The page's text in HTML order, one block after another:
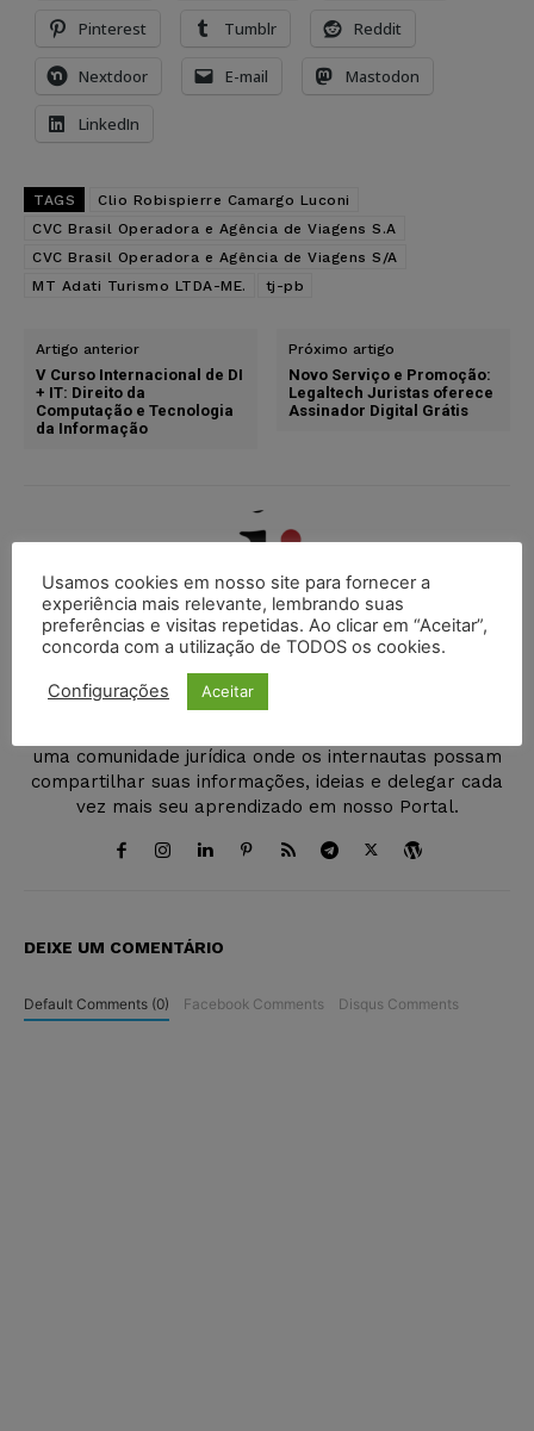
Pinterest Tumblr Reddit
Nextdoor E-mail Mastodon
LinkedIn
TAGS
Clio Robispierre Camargo Luconi
CVC Brasil Operadora e Agência de Viagens S.A
CVC Brasil Operadora e Agência de Viagens S/A
MT Adati Turismo LTDA-ME.
tj-pb
Artigo anterior
V Curso Internacional de DI
+ IT: Direito da
Computação e Tecnologia
da Informação
Próximo artigo
Novo Serviço e Promoção:
Legaltech Juristas oferece
Assinador Digital Grátis
Juristas
http://juristas.com.br
uma comunidade jurídica onde os internautas possam
compartilhar suas informações, ideias e delegar cada
vez mais seu aprendizado em nosso Portal.
DEIXE UM COMENTÁRIO
Default Comments (0) Facebook Comments Disqus Comments
Usamos cookies em nosso site para fornecer a
experiência mais relevante, lembrando suas
preferências e visitas repetidas. Ao clicar em “Aceitar”,
concorda com a utilização de TODOS os cookies.
Configurações Aceitar